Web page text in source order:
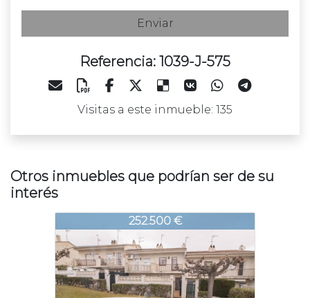
Enviar
Referencia: 1039-J-575
Visitas a este inmueble: 135
Otros inmuebles que podrían ser de su
interés
1039-J-575229.000 €